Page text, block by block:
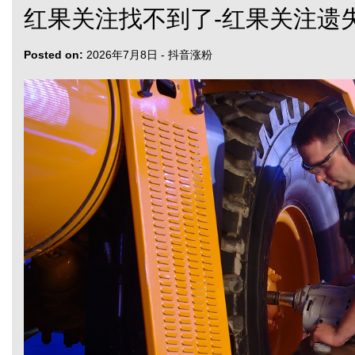
红果关注找不到了-红果关注遗
Posted on: 2026年7月8日 - 抖音涨粉